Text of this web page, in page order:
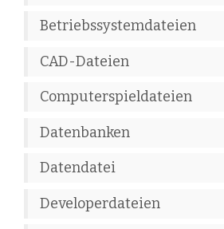
Betriebssystemdateien
CAD-Dateien
Computerspieldateien
Datenbanken
Datendatei
Developerdateien